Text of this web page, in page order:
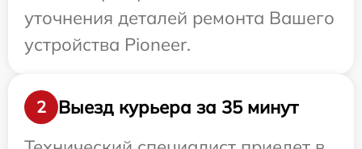
уточнения деталей ремонта Вашего
устройства Pioneer.
2
Выезд курьера за 35 минут